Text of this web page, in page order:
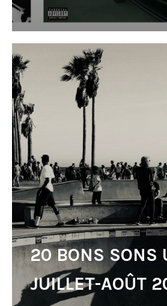
20 BONS SONS
JUILLET-AOÛT